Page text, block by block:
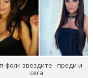
фолк звездите - преди и
сега